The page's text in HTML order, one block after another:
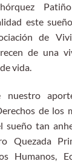
este
de
de una
vida.
nuestro
de los
sueño tan
Quezada
Humanos,